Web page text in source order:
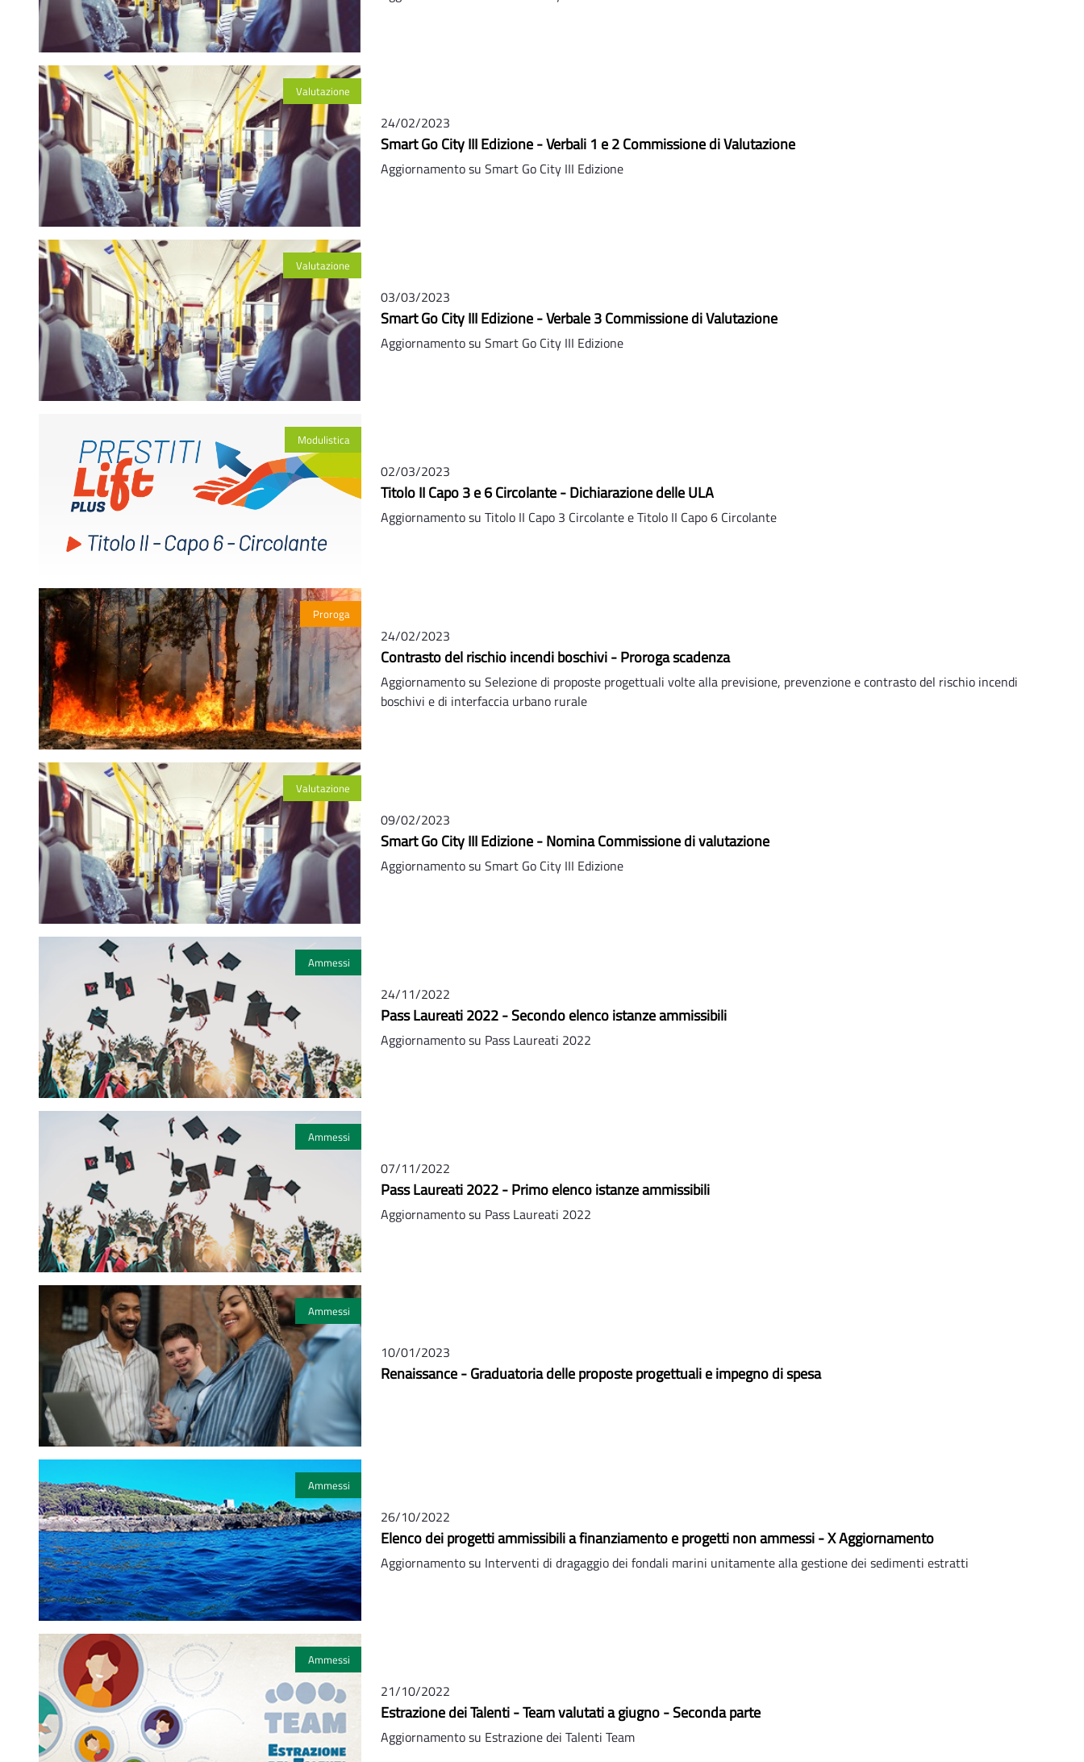
Valutazione
24/02/2023
Smart Go City III Edizione - Verbali 1 e 2 Commissione di Valutazione
Aggiornamento su Smart Go City III Edizione
Valutazione
03/03/2023
Smart Go City III Edizione - Verbale 3 Commissione di Valutazione
Aggiornamento su Smart Go City III Edizione
Modulistica
02/03/2023
Titolo II Capo 3 e 6 Circolante - Dichiarazione delle ULA
Aggiornamento su Titolo II Capo 3 Circolante e Titolo II Capo 6 Circolante
Proroga
24/02/2023
Contrasto del rischio incendi boschivi - Proroga scadenza
Aggiornamento su Selezione di proposte progettuali volte alla previsione, prevenzione e contrasto del rischio incendi
boschivi e di interfaccia urbano rurale
Valutazione
09/02/2023
Smart Go City III Edizione - Nomina Commissione di valutazione
Aggiornamento su Smart Go City III Edizione
Ammessi
24/11/2022
Pass Laureati 2022 - Secondo elenco istanze ammissibili
Aggiornamento su Pass Laureati 2022
Ammessi
07/11/2022
Pass Laureati 2022 - Primo elenco istanze ammissibili
Aggiornamento su Pass Laureati 2022
Ammessi
10/01/2023
Renaissance - Graduatoria delle proposte progettuali e impegno di spesa
Ammessi
26/10/2022
Elenco dei progetti ammissibili a finanziamento e progetti non ammessi - X Aggiornamento
Aggiornamento su Interventi di dragaggio dei fondali marini unitamente alla gestione dei sedimenti estratti
Ammessi
21/10/2022
Estrazione dei Talenti - Team valutati a giugno - Seconda parte
Aggiornamento su Estrazione dei Talenti Team